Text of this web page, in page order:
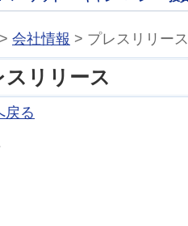
> 会社情報 > プレスリリース
スリリース
戻る